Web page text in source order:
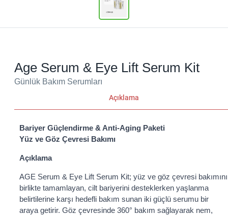
Age Serum & Eye Lift Serum Kit
Günlük Bakım Serumları
Açıklama
Bariyer Güçlendirme & Anti-Aging Paketi
Yüz ve Göz Çevresi Bakımı
Açıklama
AGE Serum & Eye Lift Serum Kit; yüz ve göz çevresi bakımını
birlikte tamamlayan, cilt bariyerini desteklerken yaşlanma
belirtilerine karşı hedefli bakım sunan iki güçlü serumu bir
araya getirir. Göz çevresinde 360° bakım sağlayarak nem,